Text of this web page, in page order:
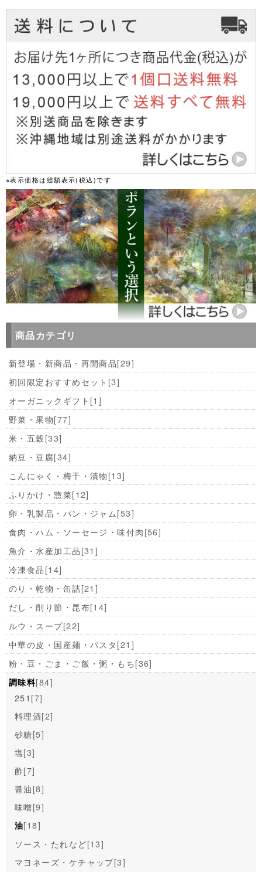
※表示価格は総額表示(税込)です
商品カテゴリ
新登場・新商品・再開商品[29]
初回限定おすすめセット [3]
オーガニックギフト [1]
野菜・果物[77]
米・五穀[33]
納豆・豆腐[34]
こんにゃく・梅干・漬物[13]
ふりかけ・惣菜[12]
卵・乳製品・パン・ジャム[53]
食肉・ハム・ソーセージ・味付肉[56]
魚介・水産加工品[31]
冷凍食品[14]
のり・乾物・缶詰[21]
だし・削り節・昆布[14]
ルウ・スープ[22]
中華の皮・国産麺・パスタ[21]
粉・豆・ごま・ご飯・粥・もち[36]
調味料[84]
251 [7]
料理酒[2]
砂糖[5]
塩[3]
酢[7]
醤油[8]
味噌[9]
油[18]
ソース・たれなど[13]
マヨネーズ・ケチャップ[3]